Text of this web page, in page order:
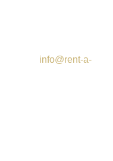
info@rent-a-